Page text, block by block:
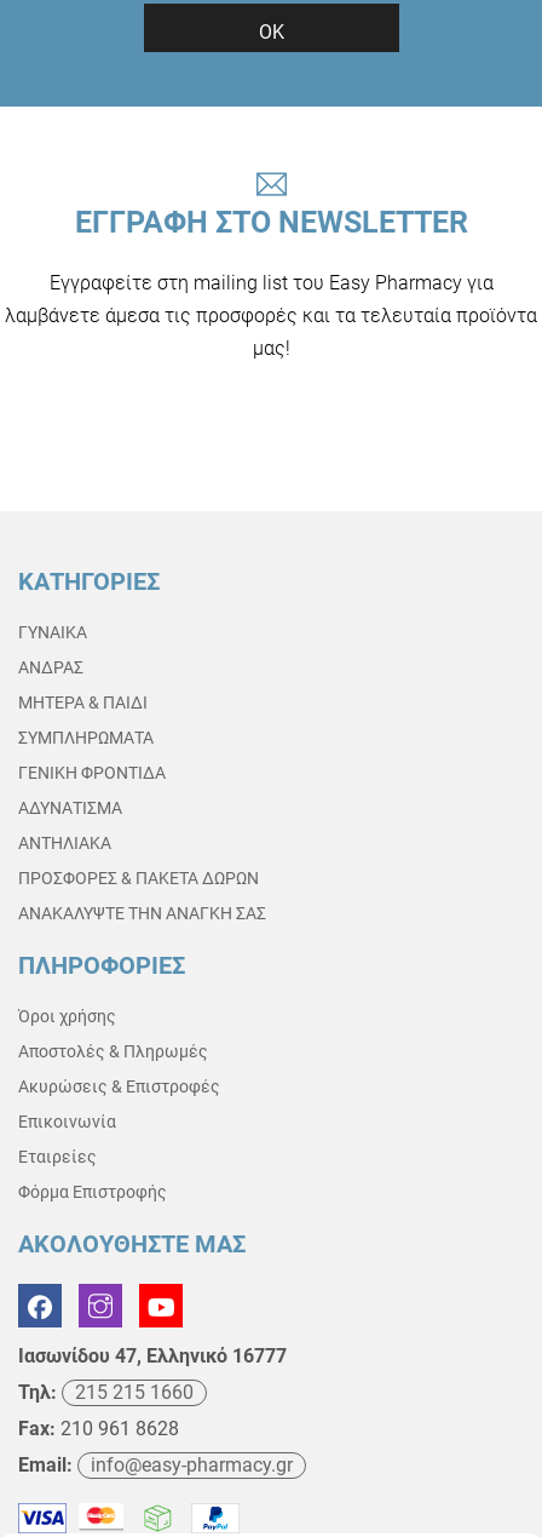
ΟΚ
ΕΓΓΡΑΦΗ ΣΤΟ NEWSLETTER
Εγγραφείτε στη mailing list του Easy Pharmacy για
λαμβάνετε άμεσα τις προσφορές και τα τελευταία προϊόντα
μας!
ΚΑΤΗΓΟΡΙΕΣ
ΓΥΝΑΙΚΑ
ΑΝΔΡΑΣ
ΜΗΤΕΡΑ & ΠΑΙΔΙ
ΣΥΜΠΛΗΡΩΜΑΤΑ
ΓΕΝΙΚΗ ΦΡΟΝΤΙΔΑ
ΑΔΥΝΑΤΙΣΜΑ
ΑΝΤΗΛΙΑΚΑ
ΠΡΟΣΦΟΡΕΣ & ΠΑΚΕΤΑ ΔΩΡΩΝ
ΑΝΑΚΑΛΥΨΤΕ ΤΗΝ ΑΝΑΓΚΗ ΣΑΣ
ΠΛΗΡΟΦΟΡΙΕΣ
Όροι χρήσης
Αποστολές & Πληρωμές
Ακυρώσεις & Επιστροφές
Επικοινωνία
Εταιρείες
Φόρμα Επιστροφής
ΑΚΟΛΟΥΘΗΣΤΕ ΜΑΣ
Ιασωνίδου 47, Ελληνικό 16777
Τηλ:
215 215 1660
Fax: 210 961 8628
Email:
info@easy-pharmacy.gr